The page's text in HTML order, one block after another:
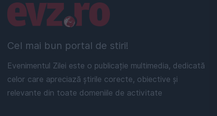
Cel mai bun portal de stiri!
Evenimentul Zilei este o publicație multimedia, dedicată
celor care apreciază știrile corecte, obiective și
relevante din toate domeniile de activitate
Linkuri utile